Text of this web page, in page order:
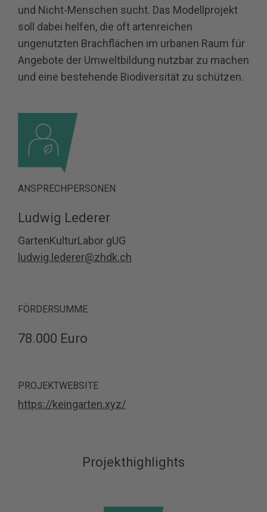
und Nicht-Menschen sucht. Das Modellprojekt
soll dabei helfen, die oft artenreichen
ungenutzten Brachflächen im urbanen Raum für
Angebote der Umweltbildung nutzbar zu machen
und eine bestehende Biodiversität zu schützen.
ANSPRECHPERSONEN
Ludwig Lederer
GartenKulturLabor gUG
ludwig.lederer@zhdk.ch
FÖRDERSUMME
78.000 Euro
PROJEKTWEBSITE
https://keingarten.xyz/
Projekthighlights